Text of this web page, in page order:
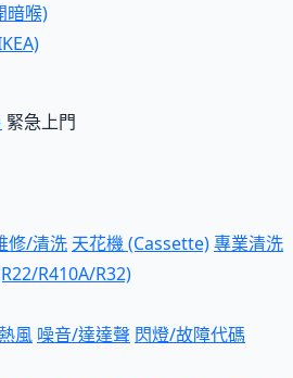
暗喉)
緊急上門
修/清洗 天花機 (Cassette)專業清洗
R410A/R32)
風 噪音/達達聲 閃燈/故障代碼